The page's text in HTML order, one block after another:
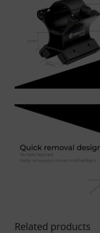
Related products